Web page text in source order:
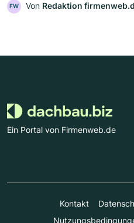
FW Von Redaktion
Ein Portal von Firmenweb.de
Kontakt